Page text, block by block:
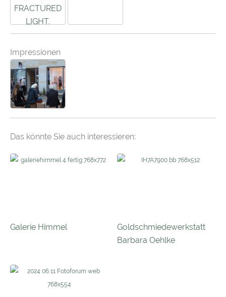
Impressionen
Das könnte Sie auch interessieren:
Galerie Himmel
Goldschmiedewerkstatt
Barbara Oehlke